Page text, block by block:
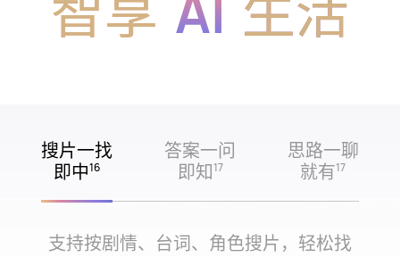
搜片一找
即中16
答案一问
即知17
思路一聊
就有17
支持按剧情、台词、角色搜片，轻松找